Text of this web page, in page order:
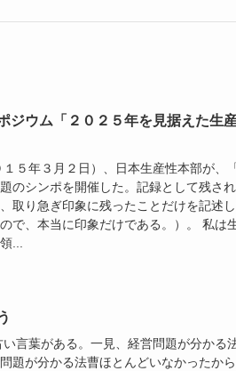
ジウム「２０２５年を見据えた生
５年３月２日）、日本生産性本部が、
のシンポを開催した。記録として残さ
取り急ぎ印象に残ったことだけを記述し
で、本当に印象だけである。）。 私は
...
言葉がある。一見、経営問題が分かる
題が分かる法曹ほとんどいなかったか